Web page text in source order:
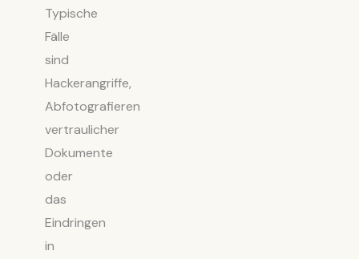
Typische
Fälle
sind
Hackerangriffe,
Abfotografieren
vertraulicher
Dokumente
oder
das
Eindringen
in